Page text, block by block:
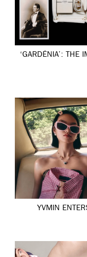
‘GARDÉNIA’: THE
YVMIN